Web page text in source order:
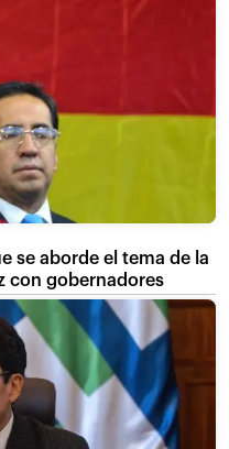
se aborde el tema de la
con gobernadores